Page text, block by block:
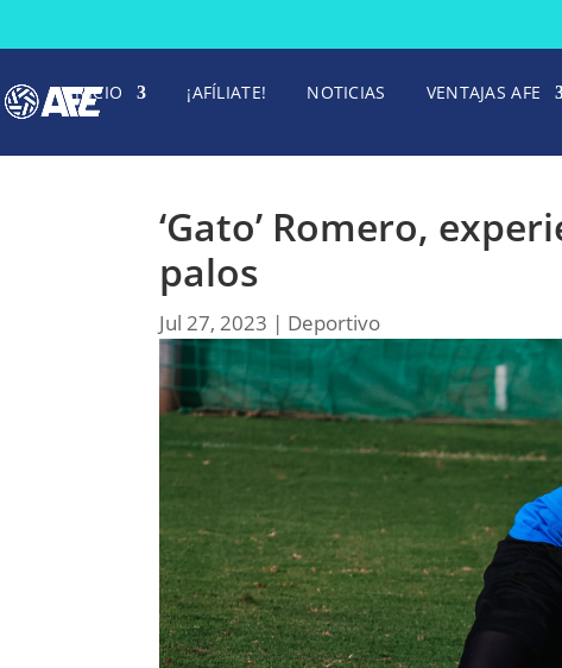
INICIO ¡AFÍLIATE! NOTICIAS VENTAJAS AFE
‘Gato’ Romero,
palos
Jul 27, 2023 | Deportivo